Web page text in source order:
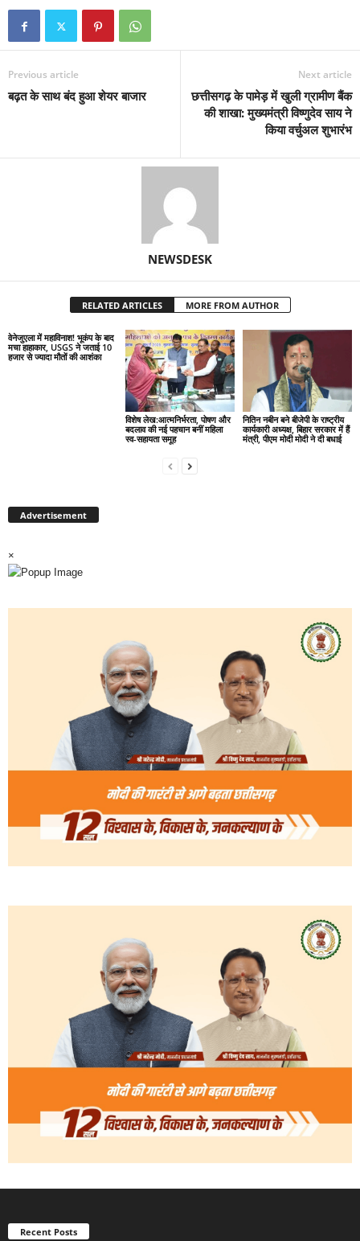
Previous article
बढ़त के साथ बंद हुआ शेयर बाजार
Next article
छत्तीसगढ़ के पामेड़ में खुली ग्रामीण बैंक
की शाखा: मुख्यमंत्री विष्णुदेव साय ने
किया वर्चुअल शुभारंभ
NEWSDESK
RELATED ARTICLES MORE FROM AUTHOR
वेनेजुएला में महाविनाश! भूकंप के बाद
मचा हाहाकार, USGS ने जताई 10
हजार से ज्यादा मौतों की आशंका
विशेष लेख:आत्मनिर्भरता, पोषण और
बदलाव की नई पहचान बनीं महिला
स्व-सहायता समूह
नितिन नबीन बने बीजेपी के राष्ट्रीय
कार्यकारी अध्यक्ष, बिहार सरकार में हैं
मंत्री, पीएम मोदी मोदी ने दी बधाई
Advertisement
×
Recent Posts